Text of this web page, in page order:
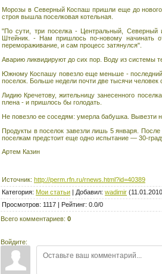
Морозы в Северный Коспаш пришли еще до нового
строя вышла поселковая котельная.
"По сути, три поселка - Центральный, Северный
Штейник. - Нам пришлось по-новому начинать
перемораживание, и сам процесс затянулся".
Аварию ликвидируют до сих пор. Воду из системы
Южному Коспашу повезло еще меньше - последний
поселок. Больше недели почти две тысячи человек
Лидию Кречетову, жительницу занесенного
плена - и пришлось бы голодать.
Не повезло ее соседям: умерла бабушка. Вывезти
Продукты в поселок завезли лишь 5 января.
поселкам предстоит еще одно испытание — 30-
Артем Казин
Источник: http://perm.rfn.ru/rnews.html?id=40389
Категория: Мои статьи | Добавил: wadimir
Просмотров: 1117 | Рейтинг: 0.0/0
Всего комментариев: 0
Войдите: